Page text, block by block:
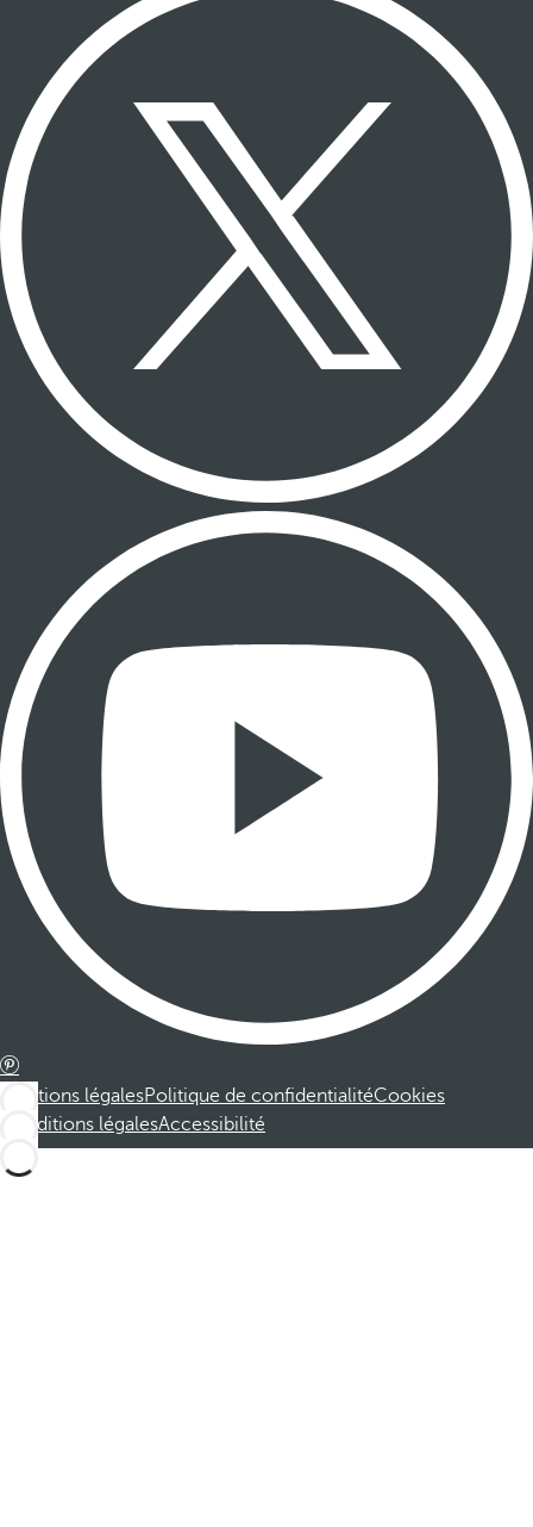
Mentions légalesPolitique de confidentialitéCookies
Conditions légalesAccessibilité